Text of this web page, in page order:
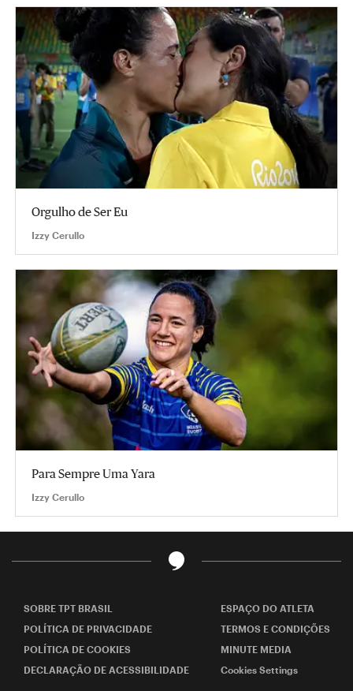
Orgulho de Ser Eu
Izzy Cerullo
Para Sempre Uma Yara
Izzy Cerullo
SOBRE TPT BRASIL
ESPAÇO DO ATLETA
POLÍTICA DE PRIVACIDADE
TERMOS E CONDIÇÕES
POLÍTICA DE COOKIES
MINUTE MEDIA
DECLARAÇÃO DE ACESSIBILIDADE
Cookies Settings